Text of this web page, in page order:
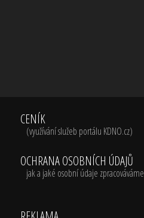
CENÍK
(využívání služeb portálu KDNO.cz)
OCHRANA OSOBNÍCH ÚDAJŮ
jak a jaké osobní údaje zpracováváme